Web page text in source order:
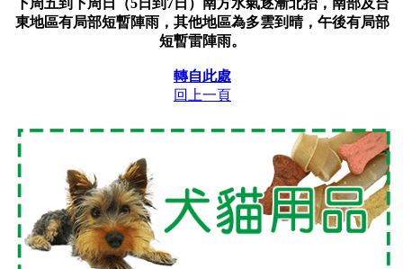
下周五到下周日（5日到7日）南方水氣逐漸北抬，南部及台
東地區有局部短暫陣雨，其他地區為多雲到晴，午後有局部
短暫雷陣雨。
轉自此處
回上一頁